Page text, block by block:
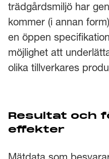
trädgårdsmiljö har
kommer (i annan
en öppen
möjlighet att
olika tillverkares
Resultat och
effekter